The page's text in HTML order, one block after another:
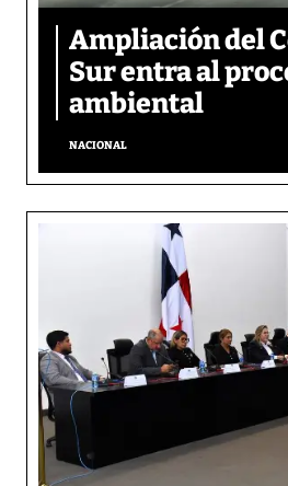
Ampliación del
Sur entra al
ambiental
NACIONAL